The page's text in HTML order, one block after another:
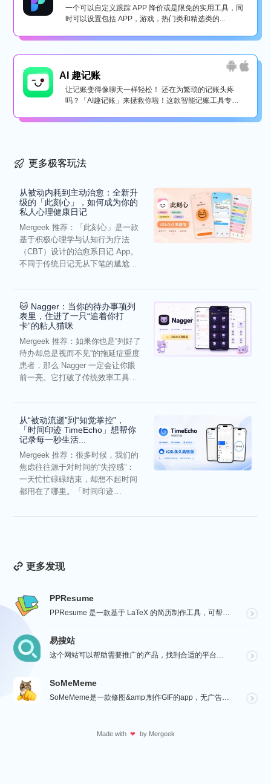
一个可以自定义跟踪 APP 降价或是限免的实用工具，同
时可以设置包括 APP，游戏，热门类和精选类的...
AI 趣记账
让记账变得像聊天一样轻松！ 还在为繁琐的记账头疼
吗？「AI趣记账」来拯救你啦！这款智能记账工具专为
更多极客玩法
从被动内耗到主动治愈：全新升
级的「此刻心」，如何成为你的
私人心理健康日记
Mergeek 推荐：「此刻心」是一款
基于积极心理学与认知行为疗法
（CBT）设计的治愈系日记 App。
不同于传统日记无从下笔的尴尬，
🐱 Nagger：当你的待办事项列
表里，住进了一只“追着你打
卡”的粘人猫咪
Mergeek 推荐：如果你也是“列好了
待办却总是视而不见”的拖延症重度
患者，那么 Nagger 一定会让你眼
前一亮。它打破了传统效率工具冰
从“被动流逝”到“知觉掌控”，
「时间印迹 TimeEcho」想帮你
记录每一秒生活...
Mergeek 推荐：很多时候，我们的
焦虑往往源于对时间的“失控感”：
一天忙忙碌碌结束，却想不起时间
都用在了哪里。「时间印迹
更多发现
PPResume
PPResume 是一款基于 LaTeX 的简历制作工具，可帮助用户在几分钟内快速制作精美、排版良好...
易搜站
这个网站可以帮助需要推广的产品，找到合适的平台进行沟通与投放，通过【预览图】与【SEO 流量数据】展...
SoMeMeme
SoMeMeme是一款修图&amp;制作GIF的app，无广告，无水印，专注于修图和将你相册中的视频...
Made with ❤ by Mergeek